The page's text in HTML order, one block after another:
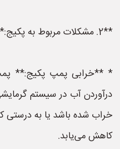
**2. مشکلات مربوط به پکیج:**
* **خرابی پمپ پکیج:**
درآوردن آب در سیستم
خراب شده باشد یا به درستی
کاهش می‌یابد.